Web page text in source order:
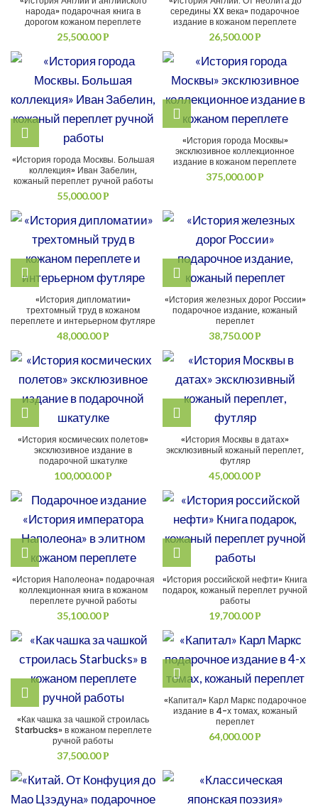
народа» подарочная книга в
дорогом кожаном переплете
25,500.00Р
середины XX века» подарочное
издание в кожаном переплете
26,500.00Р
«История города Москвы. Большая
коллекция» Иван Забелин,
кожаный переплет ручной работы
55,000.00Р
«История города Москвы»
эксклюзивное коллекционное
издание в кожаном переплете
375,000.00Р
«История дипломатии»
трехтомный труд в кожаном
переплете и интерьерном футляре
48,000.00Р
«История железных дорог России»
подарочное издание, кожаный
переплет
38,750.00Р
«История космических полетов»
эксклюзивное издание в
подарочной шкатулке
100,000.00Р
«История Москвы в датах»
эксклюзивный кожаный переплет,
футляр
45,000.00Р
«История Наполеона» подарочная
коллекционная книга в кожаном
переплете ручной работы
35,100.00Р
«История российской нефти» Книга
подарок, кожаный переплет ручной
работы
19,700.00Р
«Как чашка за чашкой строилась
Starbucks» в кожаном переплете
ручной работы
37,500.00Р
«Капитал» Карл Маркс подарочное
издание в 4-х томах, кожаный
переплет
64,000.00Р